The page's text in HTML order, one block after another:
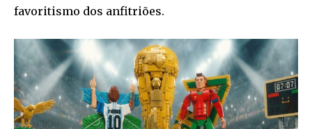
favoritismo dos anfitriões.